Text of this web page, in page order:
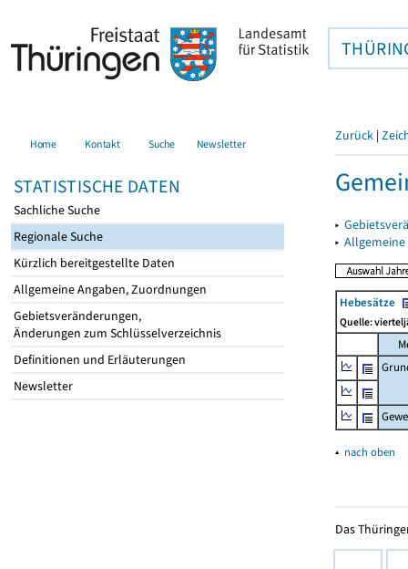
Home Kontakt Suche Newsletter
STATISTISCHE DATEN
Sachliche Suche
Regionale Suche
Kürzlich bereitgestellte Daten
Allgemeine Angaben, Zuordnungen
Gebietsveränderungen,
Änderungen zum Schlüsselverzeichnis
Definitionen und Erläuterungen
Newsletter
Zurück |
▸
▸
Hebesätze
Quelle:
▴ nach oben
Das